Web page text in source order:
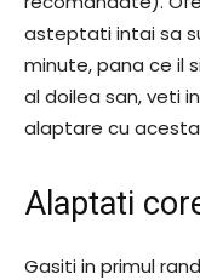
asteptati intai sa
minute, pana ce il
al doilea san, veti
alaptare cu
Alaptati
Gasiti in primul